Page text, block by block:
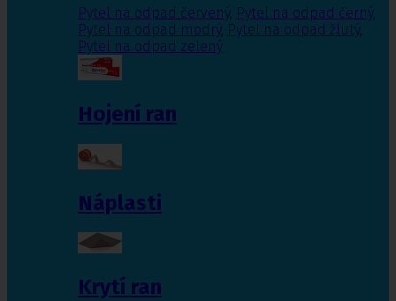
Pytel na odpad červený, Pytel na odpad černý,
Pytel na odpad modrý, Pytel na odpad žlutý,
Pytel na odpad zelený
Hojení ran
Náplasti
Krytí ran